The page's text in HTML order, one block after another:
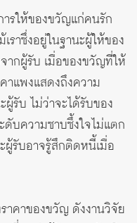
รให้ของขวัญแก่คนรัก
ราซึ่งอยู่ในฐานะผู้ให้ของ
ากผู้รับ เมื่อของขวัญที่ให้
าแพงแสดงถึงความ
รับ ไม่ว่าจะได้รับของ
บความซาบซึ้งใจไม่แตก
ผู้รับอาจรู้สึกติดหนี้เมื่อ
าคาของขวัญ ดังงานวิจัย